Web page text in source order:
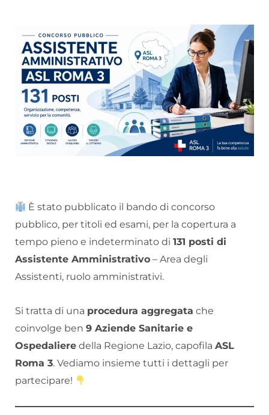
È stato pubblicato il bando di concorso
pubblico, per titoli ed esami, per la copertura a
tempo pieno e indeterminato di 131 posti di
Assistente Amministrativo – Area degli
Assistenti, ruolo amministrativi.
Si tratta di una procedura aggregata che
coinvolge ben 9 Aziende Sanitarie e
Ospedaliere della Regione Lazio, capofila ASL
Roma 3. Vediamo insieme tutti i dettagli per
partecipare!